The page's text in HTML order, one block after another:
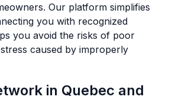
Our platform simplifies
you with recognized
you avoid the risks of poor
caused by improperly
in Quebec and